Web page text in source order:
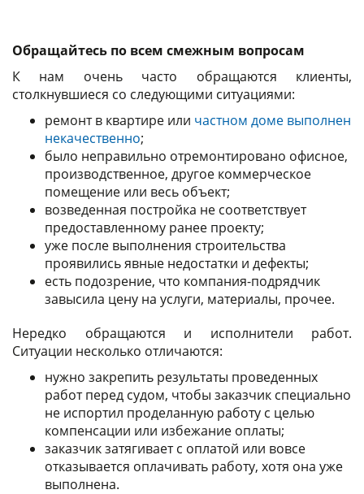
Обращайтесь по всем смежным вопросам
К нам очень часто обращаются клиенты,
столкнувшиеся со следующими ситуациями:
ремонт в квартире или частном доме выполнен
некачественно;
было неправильно отремонтировано офисное,
производственное, другое коммерческое
помещение или весь объект;
возведенная постройка не соответствует
предоставленному ранее проекту;
уже после выполнения строительства
проявились явные недостатки и дефекты;
есть подозрение, что компания-подрядчик
завысила цену на услуги, материалы, прочее.
Нередко обращаются и исполнители работ.
Ситуации несколько отличаются:
нужно закрепить результаты проведенных
работ перед судом, чтобы заказчик специально
не испортил проделанную работу с целью
компенсации или избежание оплаты;
заказчик затягивает с оплатой или вовсе
отказывается оплачивать работу, хотя она уже
выполнена.